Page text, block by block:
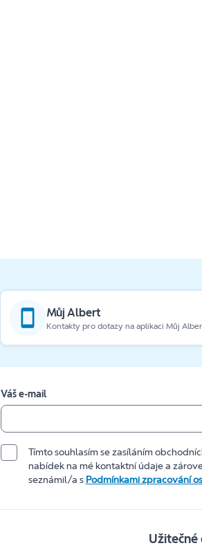
Můj Albert
Kontakty pro dotazy na aplikaci Můj
Váš e-mail
Tímto souhlasím se zasíláním
nabídek na mé kontaktní údaje a
seznámil/a s Podmínkami zpracování